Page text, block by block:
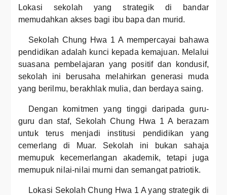
Lokasi sekolah yang strategik di bandar
memudahkan akses bagi ibu bapa dan murid.
Sekolah Chung Hwa 1 A mempercayai bahawa
pendidikan adalah kunci kepada kemajuan. Melalui
suasana pembelajaran yang positif dan kondusif,
sekolah ini berusaha melahirkan generasi muda
yang berilmu, berakhlak mulia, dan berdaya saing.
Dengan komitmen yang tinggi daripada guru-
guru dan staf, Sekolah Chung Hwa 1 A berazam
untuk terus menjadi institusi pendidikan yang
cemerlang di Muar. Sekolah ini bukan sahaja
memupuk kecemerlangan akademik, tetapi juga
memupuk nilai-nilai murni dan semangat patriotik.
Lokasi Sekolah Chung Hwa 1 A yang strategik di